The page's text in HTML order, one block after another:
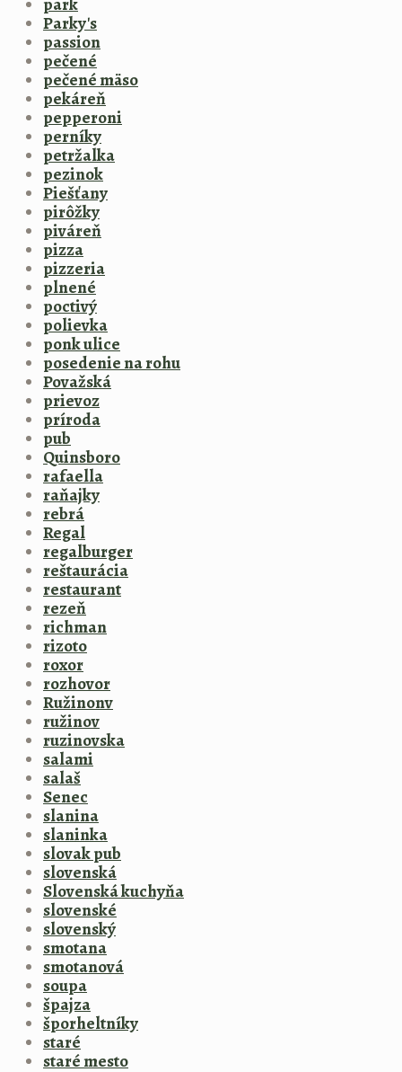
park
Parky's
passion
pečené
pečené mäso
pekáreň
pepperoni
perníky
petržalka
pezinok
Piešťany
pirôžky
piváreň
pizza
pizzeria
plnené
poctivý
polievka
ponk ulice
posedenie na rohu
Považská
prievoz
príroda
pub
Quinsboro
rafaella
raňajky
rebrá
Regal
regalburger
reštaurácia
restaurant
rezeň
richman
rizoto
roxor
rozhovor
Ružinonv
ružinov
ruzinovska
salami
salaš
Senec
slanina
slaninka
slovak pub
slovenská
Slovenská kuchyňa
slovenské
slovenský
smotana
smotanová
soupa
špajza
šporheltníky
staré
staré mesto